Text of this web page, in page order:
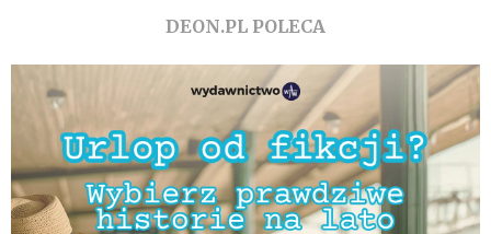
DEON.PL POLECA